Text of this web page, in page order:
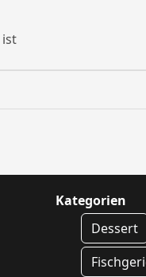
ist
Kategorien
Dessert